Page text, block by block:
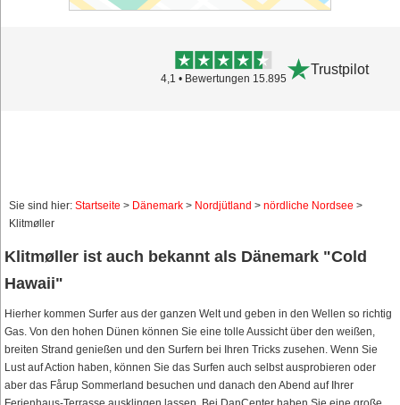
4,1 • Bewertungen 15.895
Trustpilot
Sie sind hier: Startseite > Dänemark > Nordjütland > nördliche Nordsee >
Klitmøller
Klitmøller ist auch bekannt als Dänemark "Cold
Hawaii"
Hierher kommen Surfer aus der ganzen Welt und geben in den Wellen so richtig
Gas. Von den hohen Dünen können Sie eine tolle Aussicht über den weißen,
breiten Strand genießen und den Surfern bei Ihren Tricks zusehen. Wenn Sie
Lust auf Action haben, können Sie das Surfen auch selbst ausprobieren oder
aber das Fårup Sommerland besuchen und danach den Abend auf Ihrer